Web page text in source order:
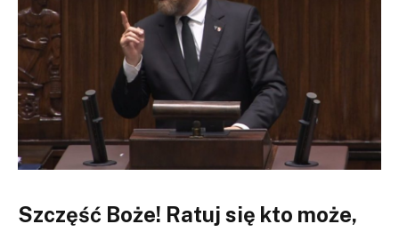
Szczęść Boże! Ratuj się kto może,